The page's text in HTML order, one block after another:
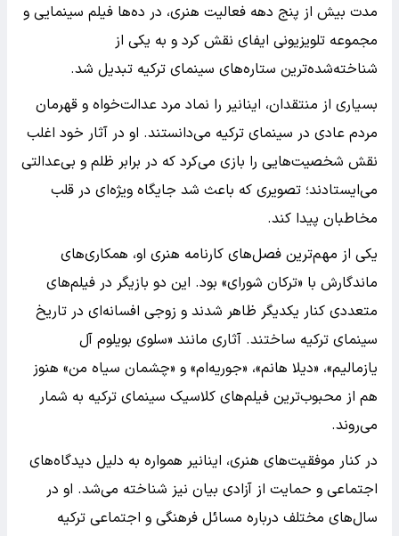
مدت بیش از پنج دهه فعالیت هنری، در ده‌ها فیلم سینمایی و
مجموعه تلویزیونی ایفای نقش کرد و به یکی از
شناخته‌شده‌ترین ستاره‌های سینمای ترکیه تبدیل شد.
بسیاری از منتقدان، اینانیر را نماد مرد عدالت‌خواه و قهرمان
مردم عادی در سینمای ترکیه می‌دانستند. او در آثار خود اغلب
نقش شخصیت‌هایی را بازی می‌کرد که در برابر ظلم و بی‌عدالتی
می‌ایستادند؛ تصویری که باعث شد جایگاه ویژه‌ای در قلب
مخاطبان پیدا کند.
یکی از مهم‌ترین فصل‌های کارنامه هنری او، همکاری‌های
ماندگارش با «ترکان شورای» بود. این دو بازیگر در فیلم‌های
متعددی کنار یکدیگر ظاهر شدند و زوجی افسانه‌ای در تاریخ
سینمای ترکیه ساختند. آثاری مانند «سلوی بویلوم آل
یازمالیم»، «دیلا هانم»، «جوریه‌ام» و «چشمان سیاه من» هنوز
هم از محبوب‌ترین فیلم‌های کلاسیک سینمای ترکیه به شمار
می‌روند.
در کنار موفقیت‌های هنری، اینانیر همواره به دلیل دیدگاه‌های
اجتماعی و حمایت از آزادی بیان نیز شناخته می‌شد. او در
سال‌های مختلف درباره مسائل فرهنگی و اجتماعی ترکیه